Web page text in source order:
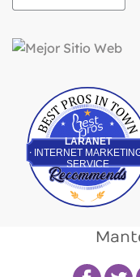
LARANET
INTERNET
SERVICE
Best Pros In Town